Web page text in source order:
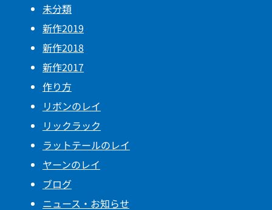
未分類
新作2019
新作2018
新作2017
作り方
リボンのレイ
リックラック
ラットテールのレイ
ヤーンのレイ
ブログ
ニュース・お知らせ